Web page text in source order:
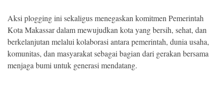
Aksi plogging ini sekaligus menegaskan komitmen Pemerintah
Kota Makassar dalam mewujudkan kota yang bersih, sehat, dan
berkelanjutan melalui kolaborasi antara pemerintah, dunia usaha,
komunitas, dan masyarakat sebagai bagian dari gerakan bersama
menjaga bumi untuk generasi mendatang.